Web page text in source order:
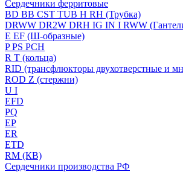
Сердечники ферритовые
BD BB CST TUB H RH (Трубка)
DRWW DR2W DRH IG IN I RWW
E EF (Ш-образные)
P PS PCH
R T (кольца)
RID (трансфлюкторы двухотверстные и
ROD Z (стержни)
U I
EFD
PQ
EP
ER
ETD
RM (КВ)
Сердечники производства РФ